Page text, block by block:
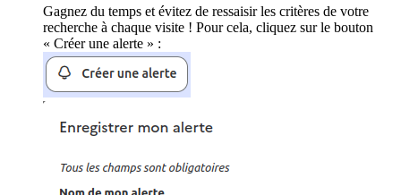
Gagnez du temps et évitez de ressaisir les critères de votre
recherche à chaque visite ! Pour cela, cliquez sur le bouton
« Créer une alerte » :